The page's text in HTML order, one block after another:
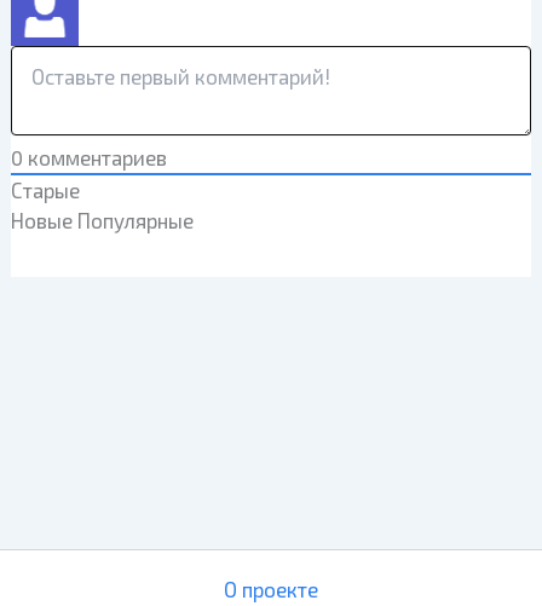
0 комментариев
Старые
Новые Популярные
О проекте